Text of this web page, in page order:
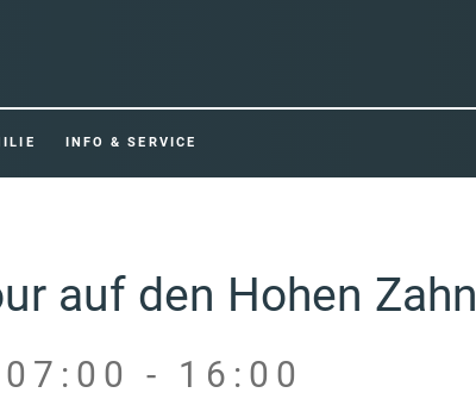
INFO & SERVICE
auf den Hohen Zahn
- 16:00